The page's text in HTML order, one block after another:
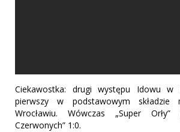
Ciekawostka: drugi występu Idowu w
pierwszy w podstawowym składzie
Wrocławiu. Wówczas „Super Orły”
Czerwonych” 1:0.